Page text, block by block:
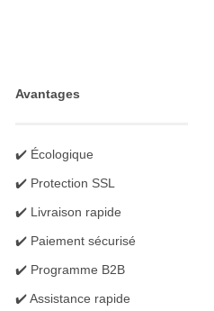
Avantages
✔️ Écologique
✔️ Protection SSL
✔️ Livraison rapide
✔️ Paiement sécurisé
✔️ Programme B2B
✔️ Assistance rapide